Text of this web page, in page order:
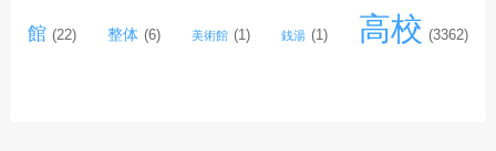
館 (22) 整体 (6) 美術館 (1) 銭湯 (1) 高校 (3362)